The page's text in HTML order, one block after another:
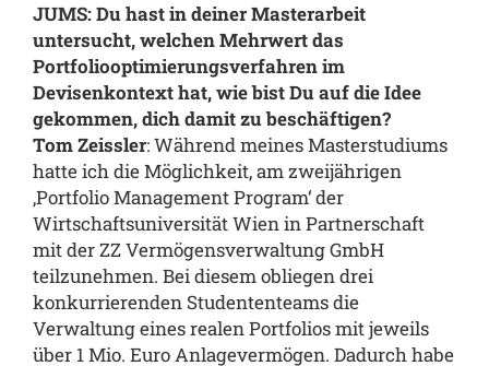
JUMS: Du hast in deiner Masterarbeit
untersucht, welchen Mehrwert das
Portfoliooptimierungsverfahren im
Devisenkontext hat, wie bist Du auf die Idee
gekommen, dich damit zu beschäftigen?
Tom Zeissler: Während meines Masterstudiums
hatte ich die Möglichkeit, am zweijährigen
‚Portfolio Management Program‘ der
Wirtschaftsuniversität Wien in Partnerschaft
mit der ZZ Vermögensverwaltung GmbH
teilzunehmen. Bei diesem obliegen drei
konkurrierenden Studententeams die
Verwaltung eines realen Portfolios mit jeweils
über 1 Mio. Euro Anlagevermögen. Dadurch habe